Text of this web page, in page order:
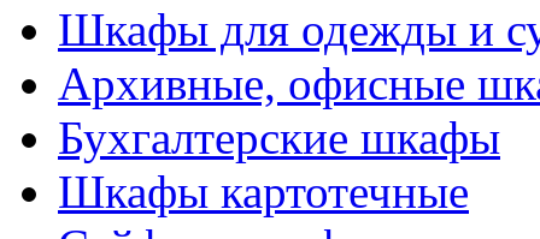
Шкафы для одежды и
Архивные, офисные
Бухгалтерские шкафы
Шкафы картотечные